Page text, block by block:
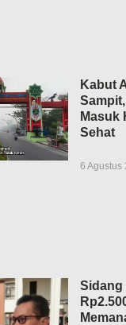
Kabut
Masuk
Sehat
6 Agustus
Sidang